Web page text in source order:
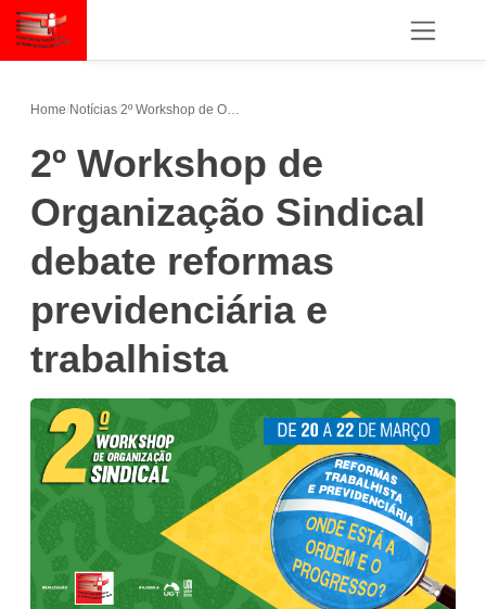
Home/Notícias/
2º Workshop de
Organização Sindical
debate reformas
previdenciária e
trabalhista